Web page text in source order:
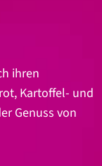
ihren
Kartoffel- und
Genuss von